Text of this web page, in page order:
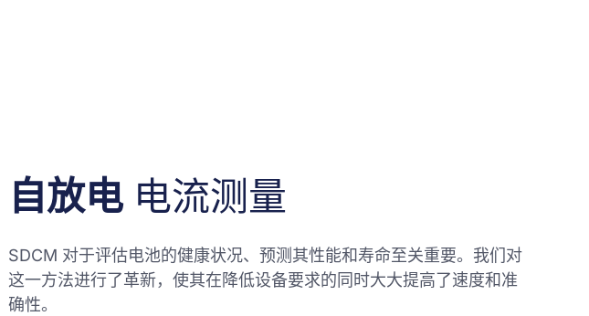
自放电 电流测量
SDCM 对于评估电池的健康状况、预测其性能和寿命至关重要。我们对
这一方法进行了革新，使其在降低设备要求的同时大大提高了速度和准
确性。